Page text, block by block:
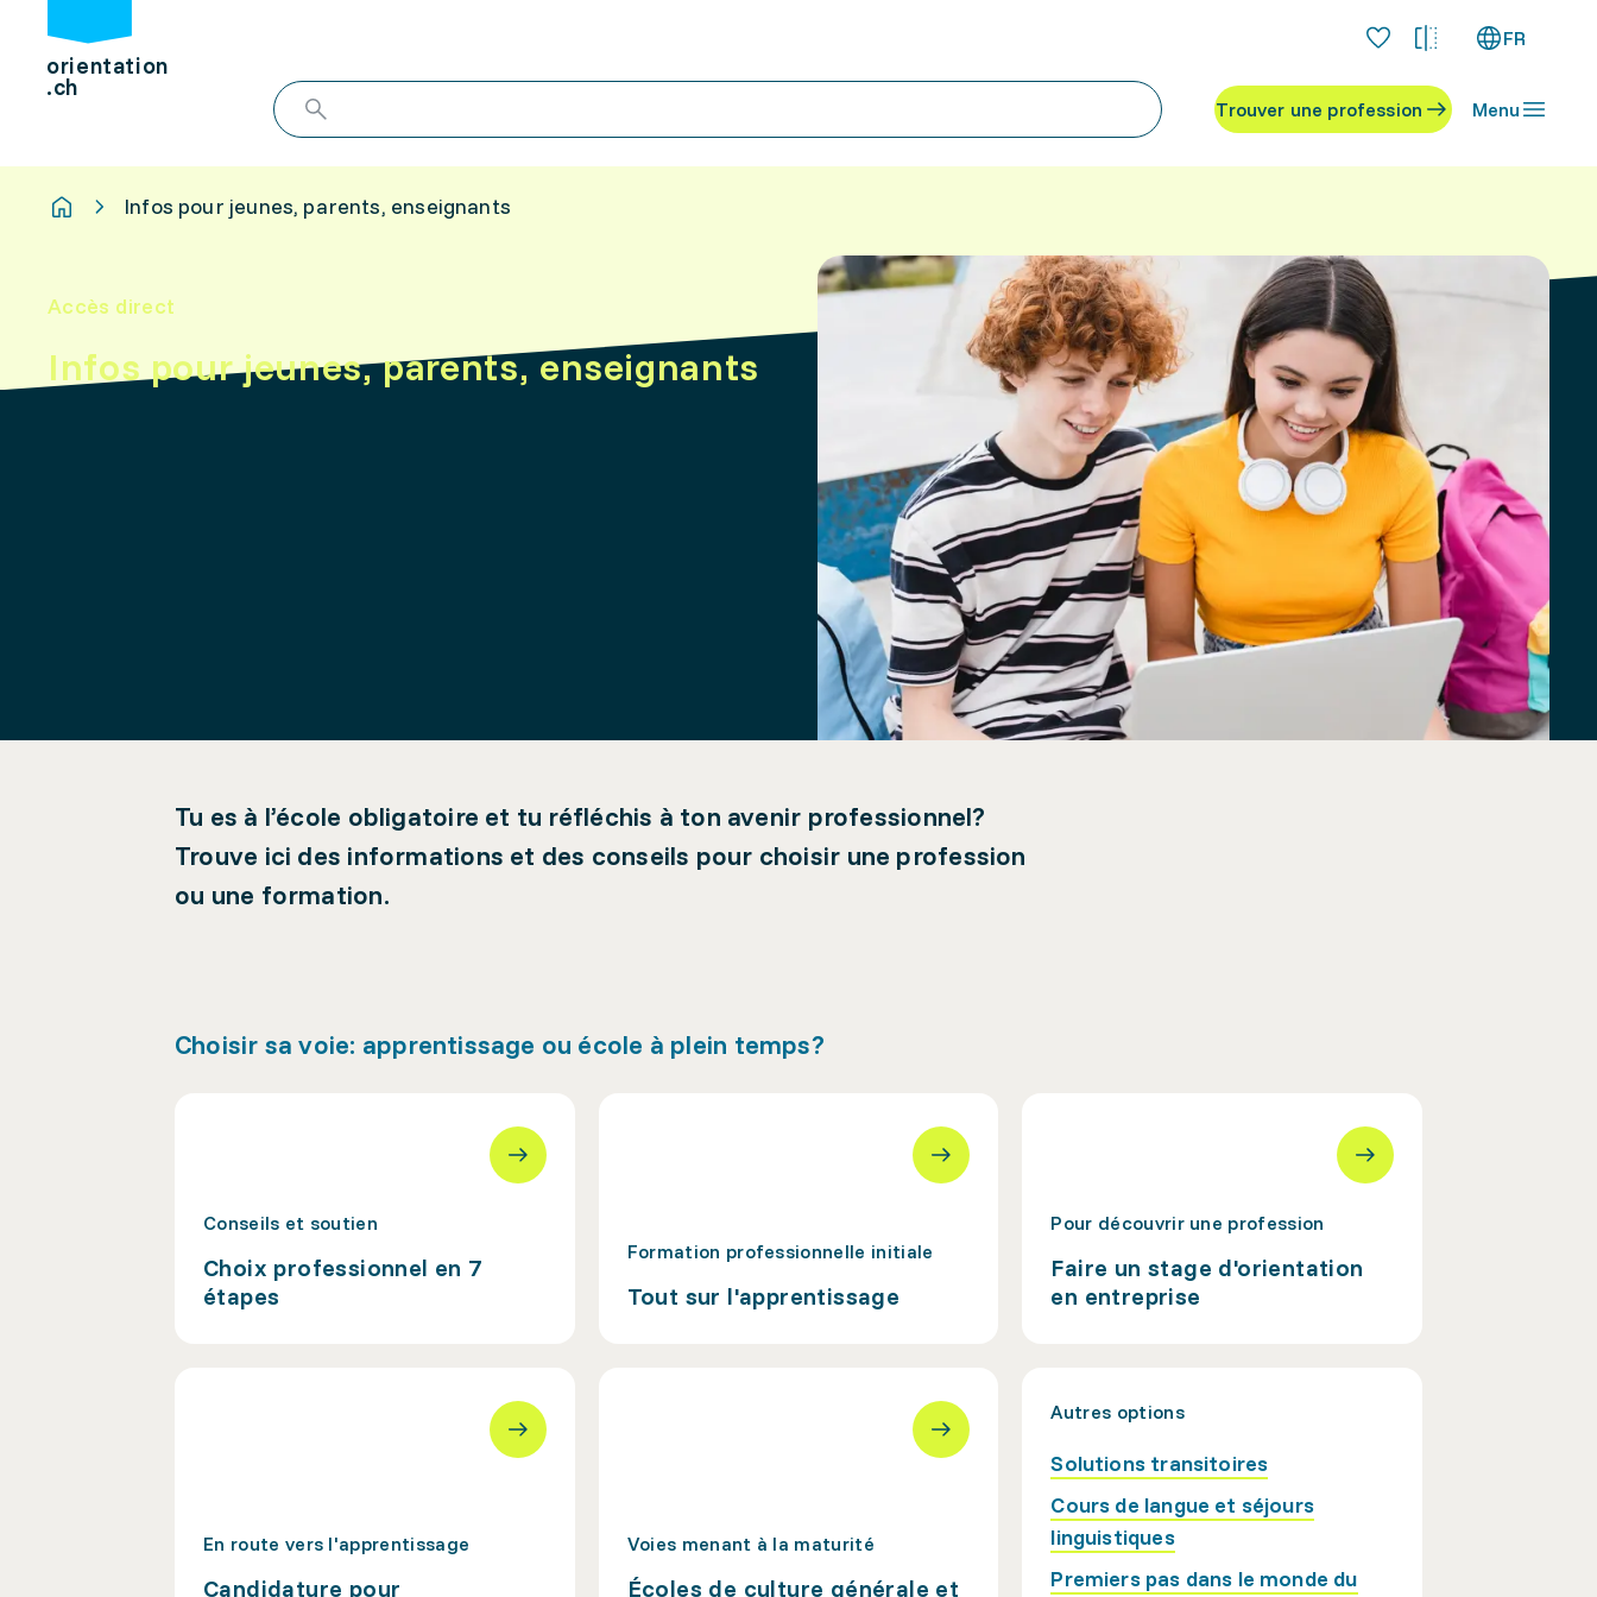
orientation
.ch
FR
Trouver une profession Menu
Infos pour jeunes, parents, enseignants
Accès direct
Infos pour jeunes, parents, enseignants
Tu es à l’école obligatoire et tu réfléchis à ton avenir professionnel?
Trouve ici des informations et des conseils pour choisir une profession
ou une formation.
Choisir sa voie: apprentissage ou école à plein temps?
Conseils et soutien
Choix professionnel en 7
étapes
Formation professionnelle initiale
Tout sur l'apprentissage
Pour découvrir une profession
Faire un stage d'orientation
en entreprise
En route vers l'apprentissage
Candidature pour
Voies menant à la maturité
Écoles de culture générale et
Autres options
Solutions transitoires
Cours de langue et séjours
linguistiques
Premiers pas dans le monde du